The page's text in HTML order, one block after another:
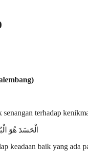
terhadap
الْحَسَدَ هُوَ
keadaan baik yang ada